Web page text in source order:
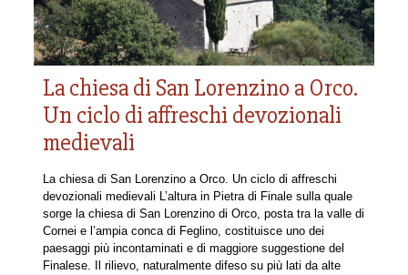
La chiesa di San Lorenzino a Orco.
Un ciclo di affreschi devozionali
medievali
La chiesa di San Lorenzino a Orco. Un ciclo di affreschi
devozionali medievali L’altura in Pietra di Finale sulla quale
sorge la chiesa di San Lorenzino di Orco, posta tra la valle di
Cornei e l’ampia conca di Feglino, costituisce uno dei
paesaggi più incontaminati e di maggiore suggestione del
Finalese. Il rilievo, naturalmente difeso su più lati da alte